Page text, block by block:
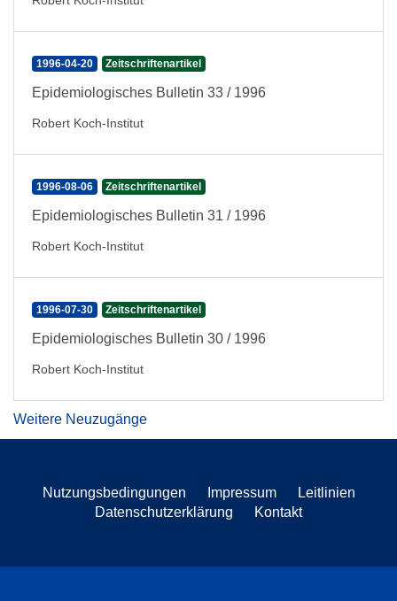
1996-04-20 Zeitschriftenartikel
Epidemiologisches Bulletin 33 / 1996
Robert Koch-Institut
1996-08-06 Zeitschriftenartikel
Epidemiologisches Bulletin 31 / 1996
Robert Koch-Institut
1996-07-30 Zeitschriftenartikel
Epidemiologisches Bulletin 30 / 1996
Robert Koch-Institut
Weitere Neuzugänge
Nutzungsbedingungen Impressum
Leitlinien
Datenschutzerklärung
Kontakt